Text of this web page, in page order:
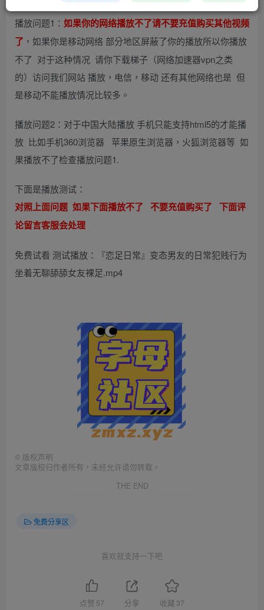
播放问题1： 如果你的网络播放不了请不要充值购买其他视频
了 ，如果你是移动网络 部分地区屏蔽了你的播放所以你播放
不了 对于这种情况 请你下载梯子（网络加速器vpn之类
的）访问我们网站 播放，电信，移动 还有其他网络也是 但
是移动不能播放情况比较多。
播放问题2：对于中国大陆播放 手机只能支持html5的才能播
放 比如手机360浏览器 苹果原生浏览器，火狐浏览器等 如
果播放不了检查播放问题1.
下面是播放测试：
对照上面问题 如果下面播放不了 不要充值购买了 下面评
论留言客服会处理
免费试看 测试播放：『恋足日常』变态男友的日常犯贱行为
坐着无聊舔舔女友裸足.mp4
© 版权声明
文章版权归作者所有，未经允许请勿转载。
THE END
免费分享区
喜欢就支持一下吧
点赞 57 分享 收藏 37